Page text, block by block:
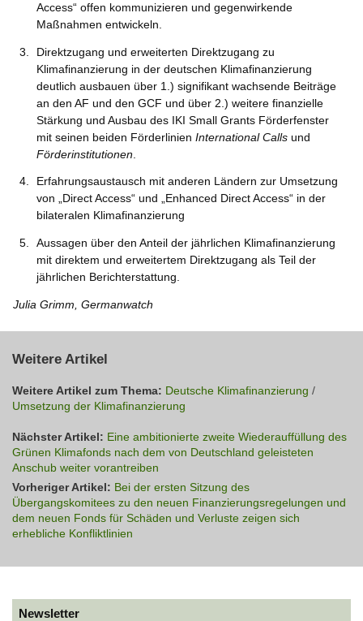
Access“ offen kommunizieren und gegenwirkende
Maßnahmen entwickeln.
Direktzugang und erweiterten Direktzugang zu
Klimafinanzierung in der deutschen Klimafinanzierung
deutlich ausbauen über 1.) signifikant wachsende Beiträge
an den AF und den GCF und über 2.) weitere finanzielle
Stärkung und Ausbau des IKI Small Grants Förderfenster
mit seinen beiden FörderlinienInternational Calls und
Förderinstitutionen
Erfahrungsaustausch mit anderen Ländern zur Umsetzung
von „Direct Access“ und „Enhanced Direct Access“ in der
bilateralen Klimafinanzierung
Aussagen über den Anteil der jährlichen Klimafinanzierung
mit direktem und erweitertem Direktzugang als Teil der
jährlichen Berichterstattung.
Julia Grimm, Germanwatch
Weitere Artikel
Weitere Artikel zum Thema: Deutsche Klimafinanzierung /
Umsetzung der Klimafinanzierung
Nächster Artikel: Eine ambitionierte zweite Wiederauffüllung des
Grünen Klimafonds nach dem von Deutschland geleisteten
Anschub weiter vorantreiben
Vorheriger Artikel: Bei der ersten Sitzung des
Übergangskomitees zu den neuen Finanzierungsregelungen und
dem neuen Fonds für Schäden und Verluste zeigen sich
erhebliche Konfliktlinien
Newsletter